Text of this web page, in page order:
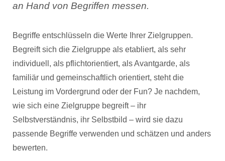
an Hand von Begriffen messen.
Begriffe entschlüsseln die Werte Ihrer Zielgruppen.
Begreift sich die Zielgruppe als etabliert, als sehr
individuell, als pflichtorientiert, als Avantgarde, als
familiär und gemeinschaftlich orientiert, steht die
Leistung im Vordergrund oder der Fun? Je nachdem,
wie sich eine Zielgruppe begreift – ihr
Selbstverständnis, ihr Selbstbild – wird sie dazu
passende Begriffe verwenden und schätzen und anders
bewerten.